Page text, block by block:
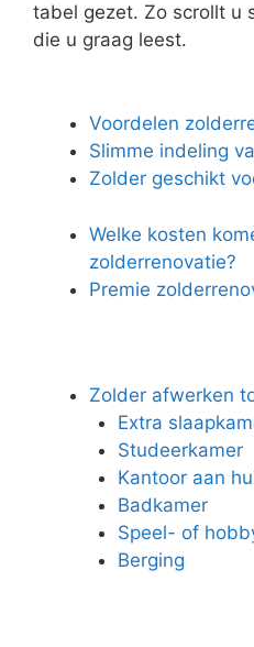
tabel gezet. Zo scrollt u
die u graag leest.
Voordelen
Slimme indeling
Zolder geschikt
Welke kosten
zolderrenovatie?
Premie
Zolder afwerken
Extra
Studeerkamer
Kantoor aan
Badkamer
Speel- of
Berging